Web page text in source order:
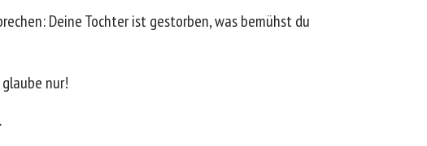
Deine Tochter ist gestorben, was bemühst du
nur!